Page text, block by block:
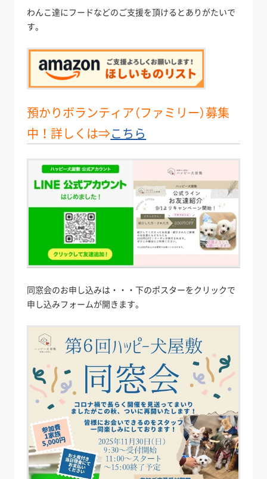
わんこ達にフードなどのご支援を頂けるとありがたいで
す。
預かりボランティア（ファミリー）募集
中！詳しくは⇒こちら
同窓会のお申し込みは・・・下のポスターをクリックで
申し込みフォームが開きます。